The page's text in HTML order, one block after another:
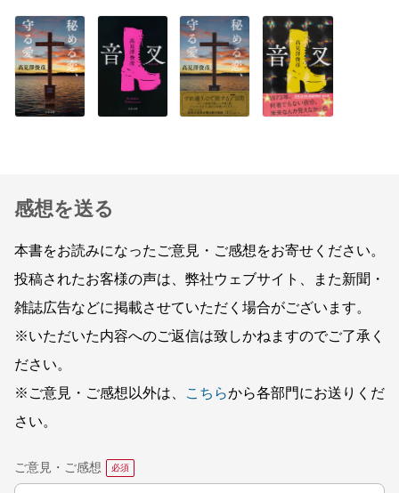
感想を送る
本書をお読みになったご意見・ご感想をお寄せください。
投稿されたお客様の声は、弊社ウェブサイト、また新聞・
雑誌広告などに掲載させていただく場合がございます。
※いただいた内容へのご返信は致しかねますのでご了承く
ださい。
※ご意見・ご感想以外は、
こちらから各部門にお送りくだ
さい。
ご意見・ご感想